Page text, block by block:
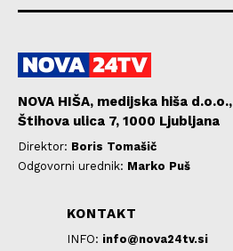
NOVA HIŠA, medijska hiša d.o.o.,
Štihova ulica 7, 1000 Ljubljana
Direktor: Boris Tomašič
Odgovorni urednik: Marko Puš
KONTAKT
INFO: info@nova24tv.si